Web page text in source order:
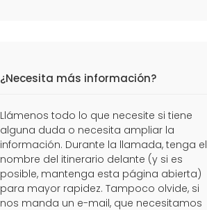
¿Necesita más información?
Llámenos todo lo que necesite si tiene
alguna duda o necesita ampliar la
información. Durante la llamada, tenga el
nombre del itinerario delante (y si es
posible, mantenga esta página abierta)
para mayor rapidez. Tampoco olvide, si
nos manda un e-mail, que necesitamos